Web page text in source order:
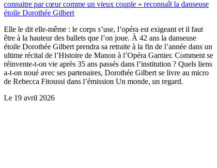
connaitre par cœur comme un vieux couple » reconnaît la danseuse
étoile Dorothée Gilbert
Elle le dit elle-même : le corps s’use, l’opéra est exigeant et il faut
être à la hauteur des ballets que l’on joue. À 42 ans la danseuse
étoile Dorothée Gilbert prendra sa retraite à la fin de l’année dans un
ultime récital de l’Histoire de Manon à l’Opéra Garnier. Comment se
réinvente-t-on vie après 35 ans passés dans l’institution ? Quels liens
a-t-on noué avec ses partenaires, Dorothée Gilbert se livre au micro
de Rebecca Fitoussi dans l’émission Un monde, un regard.
Le 19 avril 2026